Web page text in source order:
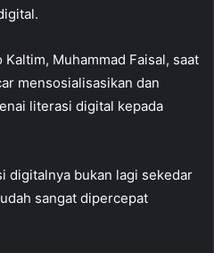
Muhammad Faisal, saat
mensosialisasikan dan
literasi digital kepada
digitalnya bukan lagi sekedar
sangat dipercepat